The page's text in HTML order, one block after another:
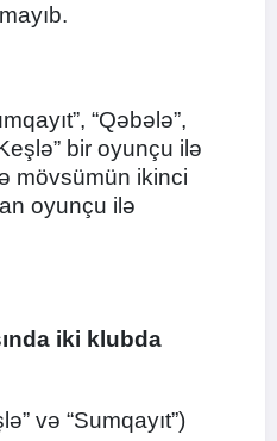
“Qəbələ”,
bir oyunçu ilə
mövsümün ikinci
oyunçu ilə
iki klubda
və “Sumqayıt”)